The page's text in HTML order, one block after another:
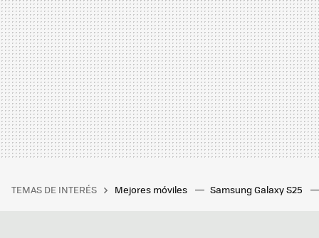
TEMAS DE INTERÉS Mejores móviles Samsung Galaxy S25